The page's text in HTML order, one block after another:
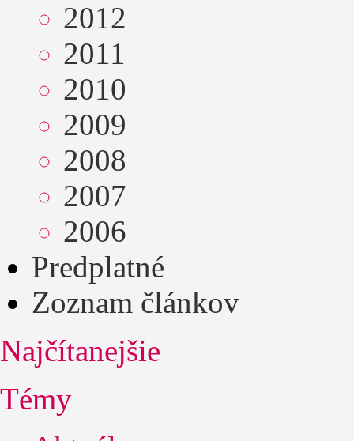
2012
2011
2010
2009
2008
2007
2006
Predplatné
Zoznam článkov
Najčítanejšie
Témy